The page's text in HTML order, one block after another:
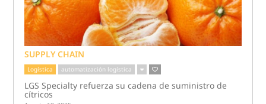
SUPPLY CHAIN
Logística automatización logística
LGS Specialty refuerza su cadena de suministro de
cítricos